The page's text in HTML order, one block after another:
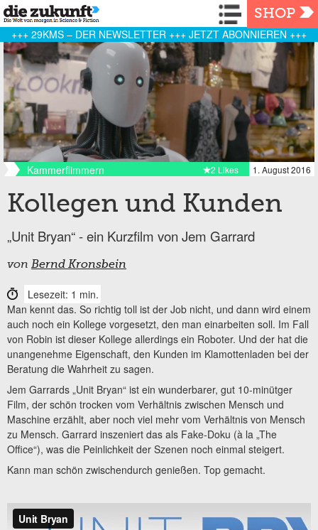
Navigation
SHOP
+++ 29KMS – DER NEWSLETTER +++ JETZT ABONNIEREN +++
Kammerflimmern 1. August 2016
2 Likes
Kollegen und Kunden
„Unit Bryan“ - ein Kurzfilm von Jem Garrard
von Bernd Kronsbein
Lesezeit: 1 min.
Man kennt das. So richtig toll ist der Job nicht, und dann wird einem
auch noch ein Kollege vorgesetzt, den man einarbeiten soll. Im Fall
von Robin ist dieser Kollege allerdings ein Roboter. Und der hat die
unangenehme Eigenschaft, den Kunden im Klamottenladen bei der
Beratung die Wahrheit zu sagen.
Jem Garrards „Unit Bryan“ ist ein wunderbarer, gut 10-minütger
Film, der schön trocken vom Verhältnis zwischen Mensch und
Maschine erzählt, aber noch viel mehr vom Verhältnis von Mensch
zu Mensch. Garrard inszeniert das als Fake-Doku (à la „The
Office“), was die Peinlichkeit der Szenen noch einmal steigert.
Kann man schön zwischendurch genießen. Top gemacht.